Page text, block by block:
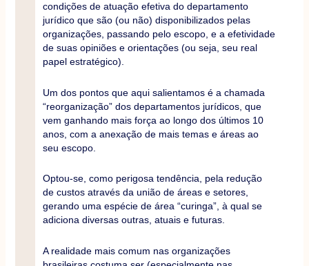
condições de atuação efetiva do departamento
jurídico que são (ou não) disponibilizados pelas
organizações, passando pelo escopo, e a efetividade
de suas opiniões e orientações (ou seja, seu real
papel estratégico).
Um dos pontos que aqui salientamos é a chamada
“reorganização” dos departamentos jurídicos, que
vem ganhando mais força ao longo dos últimos 10
anos, com a anexação de mais temas e áreas ao
seu escopo.
Optou-se, como perigosa tendência, pela redução
de custos através da união de áreas e setores,
gerando uma espécie de área “curinga”, à qual se
adiciona diversas outras, atuais e futuras.
A realidade mais comum nas organizações